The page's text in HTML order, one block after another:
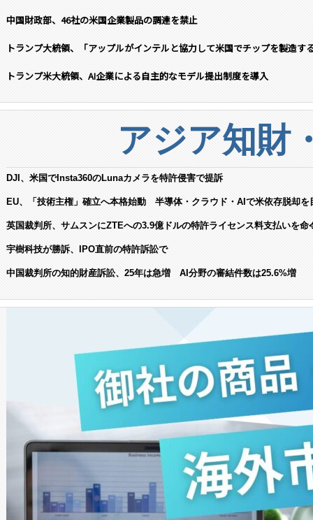
中国財政部、46社の米国企業製品の調達を禁止
トランプ大統領、「アップルがインテルと協力して米国でチップを製造す
トランプ米大統領、AI企業による自主的なモデル提出制度を導入
アジア知財
DJI、米国でInsta360のLunaカメラを特許侵害で提訴
EU、「技術主権」確立へ本格始動 半導体・クラウド・AIで米依存脱却を
英国裁判所、サムスンにZTEへの3.9億ドルの特許ライセンス料支払いを命
宇樹科技が勝訴、IPO直前の特許訴訟で
中国裁判所の知的財産訴訟、25年は急増 AI分野の審結件数は25.6%増